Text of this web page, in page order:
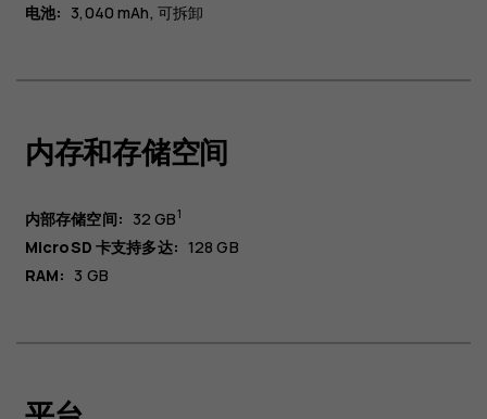
电池: 3,040 mAh 可拆卸
内存和存储空间
内部存储空间: 32 GB1
MicroSD 卡支持多达: 128 GB
RAM: 3 GB